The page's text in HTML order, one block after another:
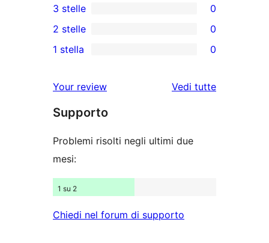
recensioni
a
stelle
recensioni
a
4-
0
recensioni
a
stelle
3 stelle 0
recensioni
2-
stelle
2 stelle 0
a
1-
1 stella 0
Your review Vedi tuttele
Supporto
Problemi risolti negli ultimi due
mesi:
1 su 2
Chiedi nel forum di supporto